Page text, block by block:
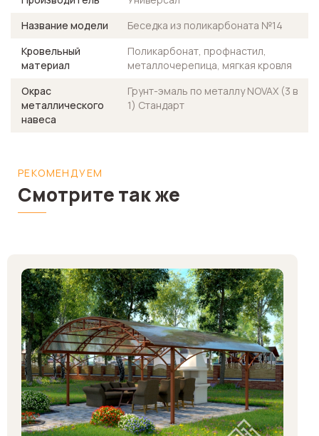
Название модели
Беседка из поликарбоната №14
Кровельный
материал
Поликарбонат, профнастил,
металлочерепица, мягкая кровля
Окрас
металлического
навеса
Грунт-эмаль по металлу NOVAX (3 в
1) Стандарт
РЕКОМЕНДУЕМ
Смотрите так же